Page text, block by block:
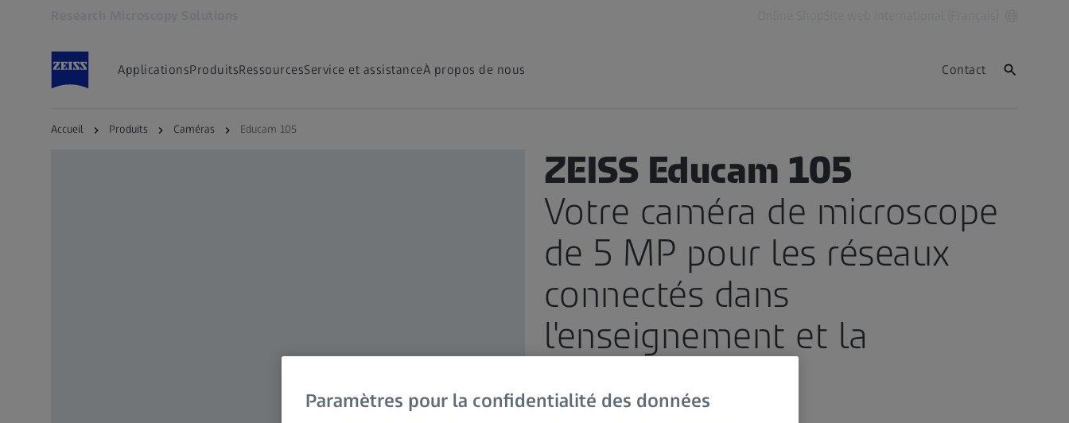
ApplicationsProduitsRessourcesService et assistanceÀ propos de nous Contact
Accueil Produits Caméras Educam 105
ZEISS Educam 105
Votre caméra de microscope
de 5 MP pour les réseaux
connectés dans
l'enseignement et la
Paramètres pour la confidentialité des données